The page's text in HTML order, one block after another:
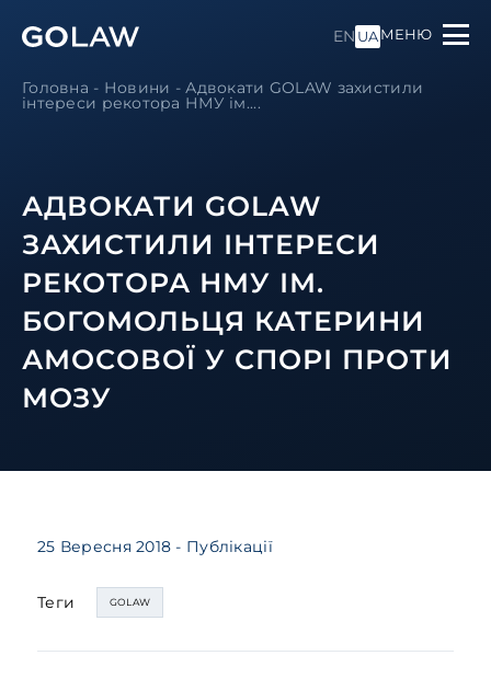
EN UAМЕНЮ
Головна - Новини -Адвокати GOLAW захистили
інтереси рекотора НМУ ім....
АДВОКАТИ GOLAW
ЗАХИСТИЛИ ІНТЕРЕСИ
РЕКОТОРА НМУ ІМ.
БОГОМОЛЬЦЯ КАТЕРИНИ
АМОСОВОЇ У СПОРІ ПРОТИ
МОЗУ
25 Вересня 2018 - Публікації
Теги GOLAW